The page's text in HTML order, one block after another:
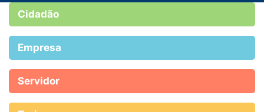
Cidadão
Empresa
Servidor